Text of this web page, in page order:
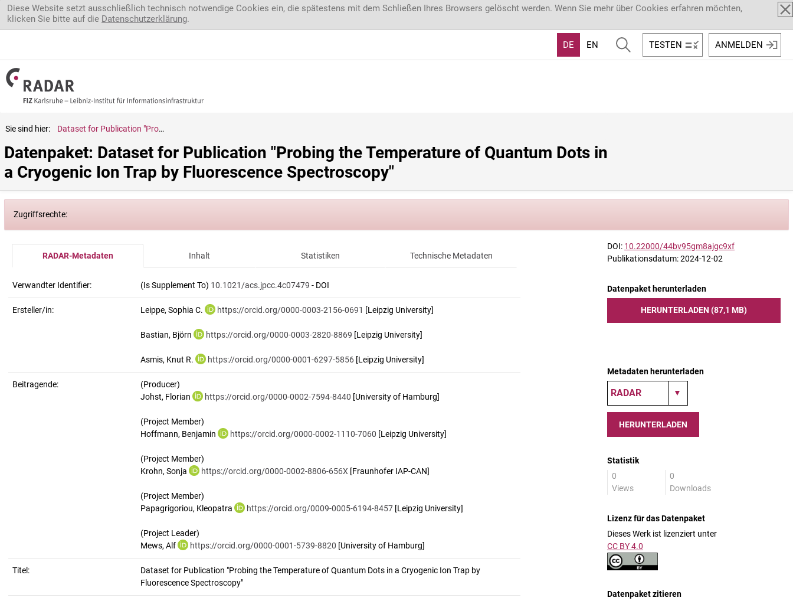
Direkt zum Inhalt
Diese Website setzt ausschließlich technisch notwendige Cookies ein, die spätestens mit dem Schließen Ihres Browsers gelöscht werden. Wenn Sie mehr über Cookies erfahren möchten,
klicken Sie bitte auf die Datenschutzerklärung.
DE EN TESTEN ANMELDEN
Sie sind hier: Dataset for Publication "Probing the Temperature of Quantum Dots in a Cryogenic Ion Trap by Fluorescence Spectroscopy"
Datenpaket: Dataset for Publication "Probing the Temperature of Quantum Dots in
a Cryogenic Ion Trap by Fluorescence Spectroscopy"
Zugriffsrechte:
RADAR-Metadaten Inhalt Statistiken Technische Metadaten
Verwandter Identifier: (Is Supplement To) 10.1021/acs.jpcc.4c07479 - DOI
Ersteller/in: Leippe, Sophia C. https://orcid.org/0000-0003-2156-0691 [Leipzig University]
Bastian, Björn https://orcid.org/0000-0003-2820-8869 [Leipzig University]
Asmis, Knut R. https://orcid.org/0000-0001-6297-5856 [Leipzig University]
Beitragende:
(Producer)
Johst, Florian
https://orcid.org/0000-0002-7594-8440 [University of Hamburg]
(Project Member)
Hoffmann, Benjamin
https://orcid.org/0000-0002-1110-7060 [Leipzig University]
(Project Member)
Krohn, Sonja
https://orcid.org/0000-0002-8806-656X [Fraunhofer IAP-CAN]
(Project Member)
Papagrigoriou, Kleopatra
https://orcid.org/0009-0005-6194-8457 [Leipzig University]
(Project Leader)
Mews, Alf
https://orcid.org/0000-0001-5739-8820 [University of Hamburg]
Titel:
Dataset for Publication "Probing the Temperature of Quantum Dots in a Cryogenic Ion Trap by
Fluorescence Spectroscopy"
DOI: 10.22000/44bv95gm8ajgc9xf
Publikationsdatum: 2024-12-02
Datenpaket herunterladen
HERUNTERLADEN (87,1 MB)
Metadaten herunterladen
HERUNTERLADEN
Statistik
0
Views
0
Downloads
Lizenz für das Datenpaket
Dieses Werk ist lizenziert unter
CC BY 4.0
Datenpaket zitieren